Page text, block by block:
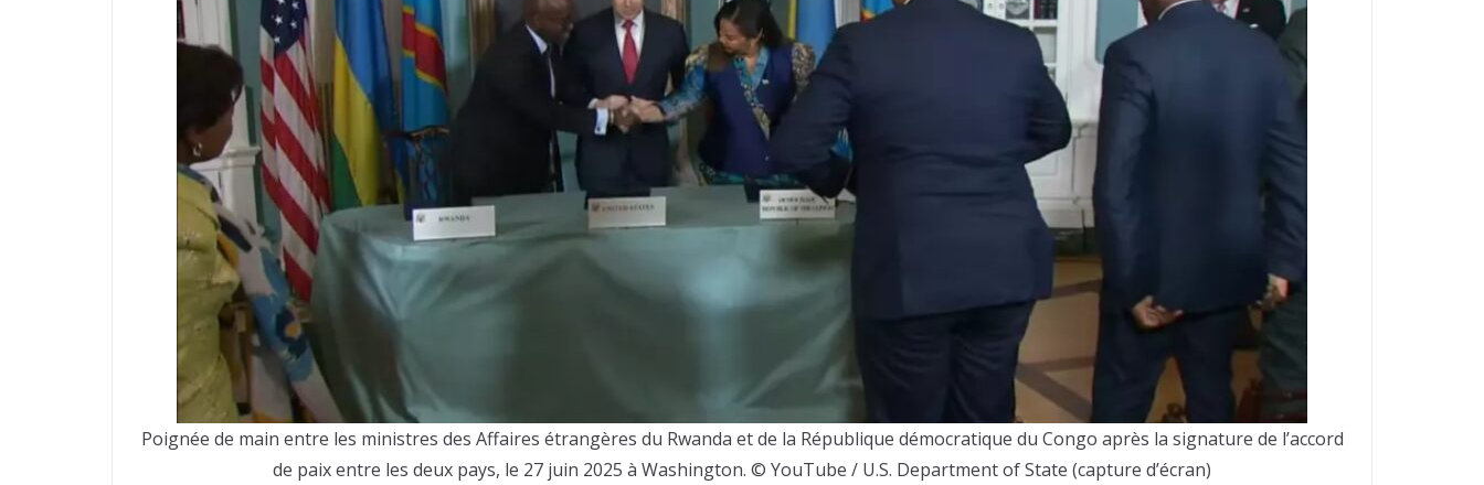
Poignée de main entre les ministres des Affaires étrangères du Rwanda et de la République démocratique du Congo après la signature de l’accord
de paix entre les deux pays, le 27 juin 2025 à Washington. © YouTube / U.S. Department of State (capture d’écran)